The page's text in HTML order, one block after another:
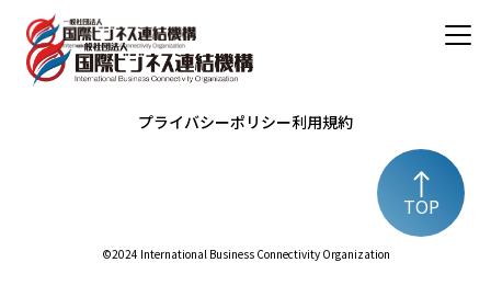
プライバシーポリシー利用規約
TOP
©️2024 International Business Connectivity Organization